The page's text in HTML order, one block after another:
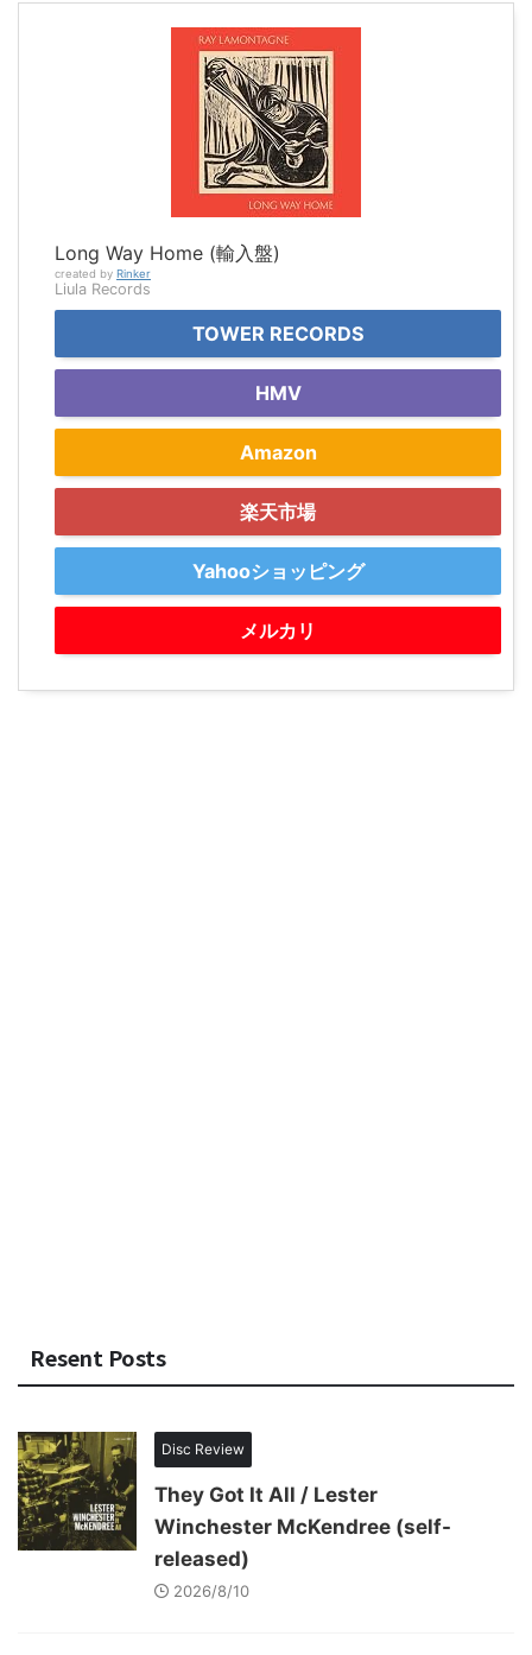
Long Way Home (輸入盤)
created by Rinker
Liula Records
TOWER RECORDS
HMV
Amazon
楽天市場
Yahooショッピング
メルカリ
Resent Posts
Disc Review
They Got It All / Lester
Winchester McKendree (self-
released)
2026/8/10